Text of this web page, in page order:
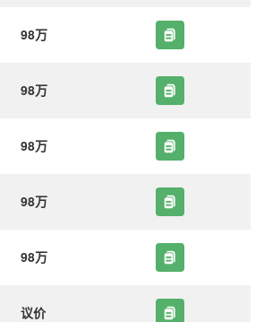
98万
98万
98万
98万
98万
议价